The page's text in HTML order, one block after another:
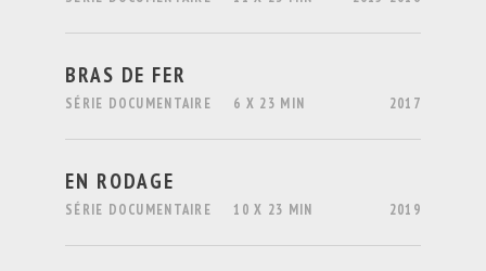
BRAS DE FER
SÉRIE DOCUMENTAIRE 6 X 23 MIN 2017
EN RODAGE
SÉRIE DOCUMENTAIRE 10 X 23 MIN 2019